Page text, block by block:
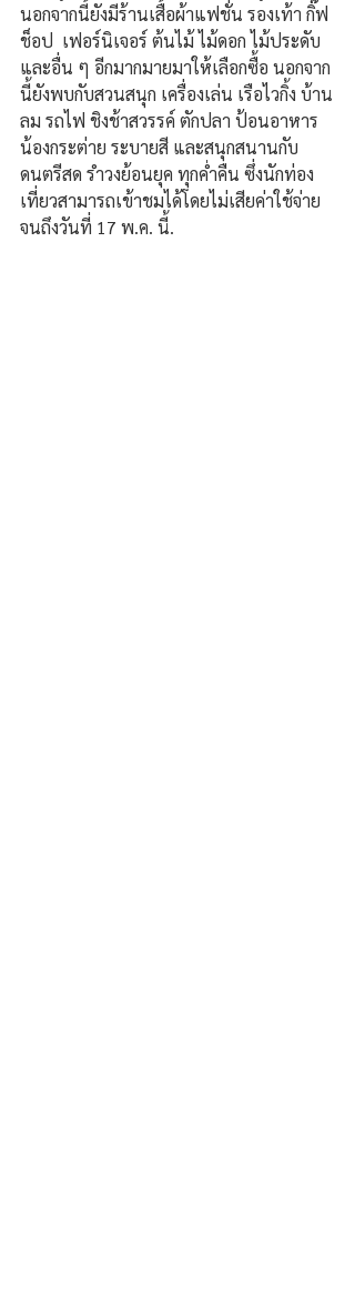
นอกจากนี้ยังมีร้านเสื้อผ้าแฟชั่น รองเท้า กิ๊ฟ
ช็อป  เฟอร์นิเจอร์ ต้นไม้ ไม้ดอก ไม้ประดับ
และอื่น ๆ อีกมากมายมาให้เลือกซื้อ นอกจาก
นี้ยังพบกับสวนสนุก เครื่องเล่น เรือไวกิ้ง บ้าน
ลม รถไฟ ชิงช้าสวรรค์ ตักปลา ป้อนอาหาร
น้องกระต่าย ระบายสี และสนุกสนานกับ
ดนตรีสด รำวงย้อนยุค ทุกค่ำคืน ซึ่งนักท่อง
เที่ยวสามารถเข้าชมได้โดยไม่เสียค่าใช้จ่าย
จนถึงวันที่ 17 พ.ค. นี้.